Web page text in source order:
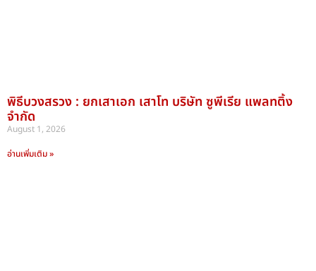
พิธีบวงสรวง : ยกเสาเอก เสาโท บริษัท ซูพีเรีย แพลทติ้ง
จำกัด
August 1, 2026
อ่านเพิ่มเติม »